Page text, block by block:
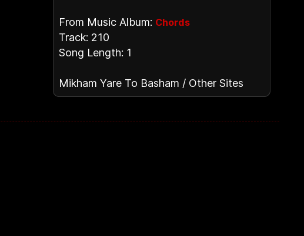
From Music Album: Chords
Track: 210
Song Length: 1
Mikham Yare To Basham / Other Sites